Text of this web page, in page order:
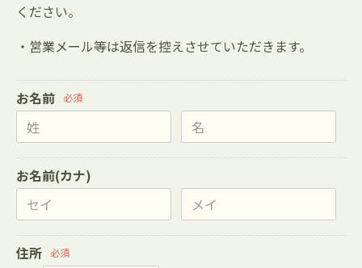
ください。
・営業メール等は返信を控えさせていただきます。
お名前 必須
お名前(カナ)
住所 必須